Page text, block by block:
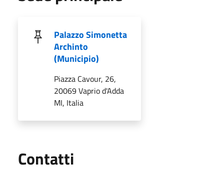
Palazzo Simonetta
Archinto
(Municipio)
Piazza Cavour, 26,
20069 Vaprio d'Adda
MI, Italia
Contatti